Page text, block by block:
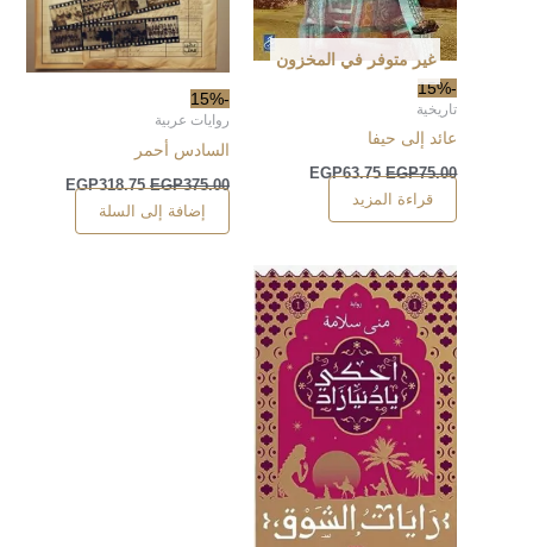
-15%
غير متوفر في المخزون
تاريخية
عائد إلى حيفا
EGP75.00
EGP63.75
قراءة المزيد
-15%
روايات عربية
السادس أحمر
EGP375.00
EGP318.75
إضافة إلى السلة